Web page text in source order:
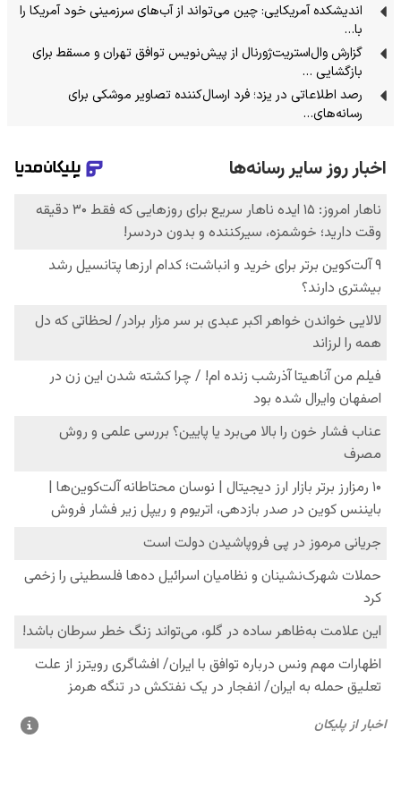
اندیشکده آمریکایی: چین می‌تواند از آب‌های سرزمینی خود آمریکا را
با…
گزارش وال‌استریت‌ژورنال از پیش‌نویس توافق تهران و مسقط برای
بازگشایی …
رصد اطلاعاتی در یزد؛ فرد ارسال‌کننده تصاویر موشکی برای
رسانه‌های…